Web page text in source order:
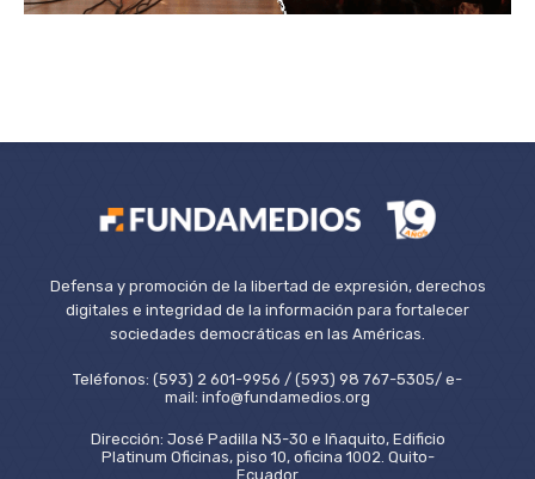
Defensa y promoción de la libertad de expresión, derechos
digitales e integridad de la información para fortalecer
sociedades democráticas en las Américas.
Teléfonos: (593) 2 601-9956 / (593) 98 767-5305/ e-
mail: info@fundamedios.org
Dirección: José Padilla N3-30 e Iñaquito, Edificio
Platinum Oficinas, piso 10, oficina 1002. Quito-
Ecuador